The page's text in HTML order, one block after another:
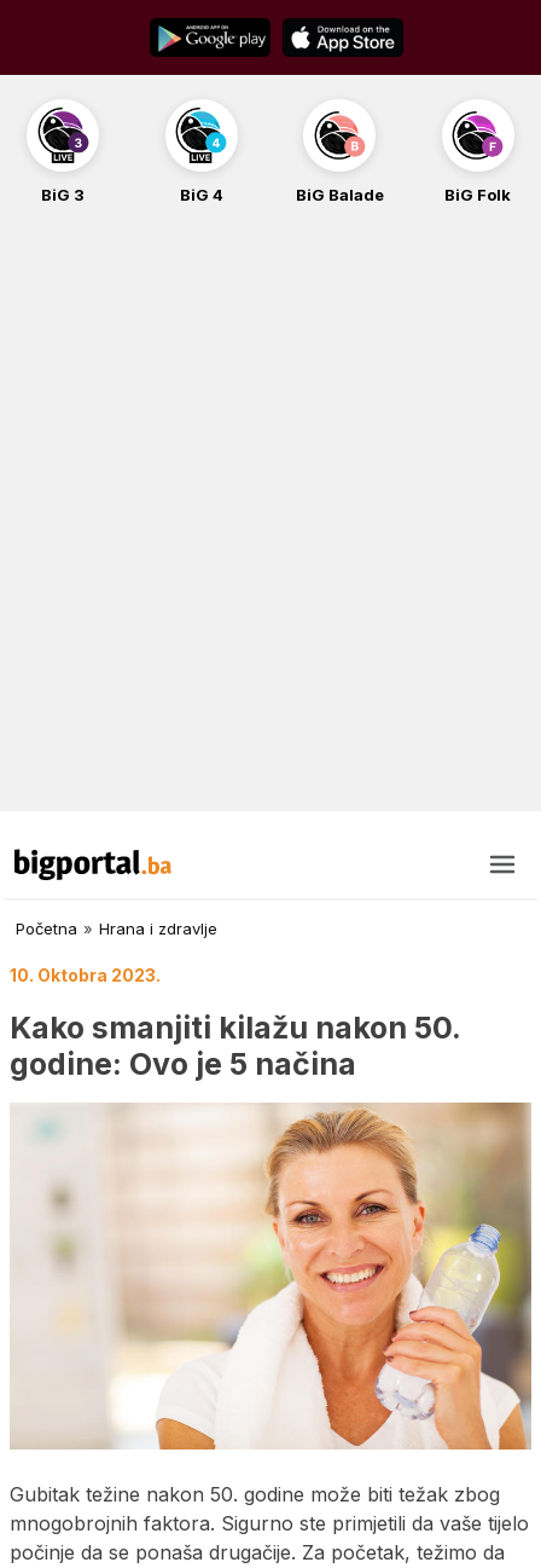
content
BiG 3 BiG 4 BiG Balade BiG Folk
Početna » Hrana i zdravlje
10. Oktobra 2023.
Kako smanjiti kilažu nakon 50.
godine: Ovo je 5 načina
Gubitak težine nakon 50. godine može biti težak zbog
mnogobrojnih faktora. Sigurno ste primjetili da vaše tijelo
počinje da se ponaša drugačije. Za početak, težimo da